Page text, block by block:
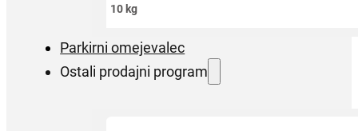
10 kg
Parkirni omejevalec
Ostali prodajni program